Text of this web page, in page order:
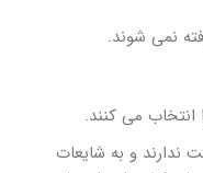
ندارند و به شایعات